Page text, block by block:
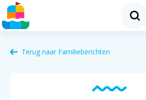
Terug naar Familieberichten